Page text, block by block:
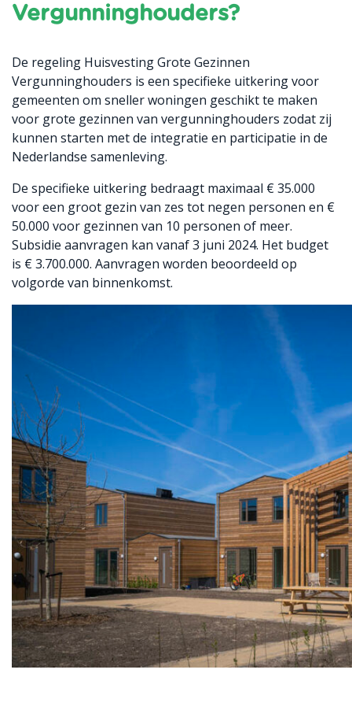
Vergunninghouders?
De regeling Huisvesting Grote Gezinnen
Vergunninghouders is een specifieke uitkering voor
gemeenten om sneller woningen geschikt te maken
voor grote gezinnen van vergunninghouders zodat zij
kunnen starten met de integratie en participatie in de
Nederlandse samenleving.
De specifieke uitkering bedraagt maximaal € 35.000
voor een groot gezin van zes tot negen personen en €
50.000 voor gezinnen van 10 personen of meer.
Subsidie aanvragen kan vanaf 3 juni 2024. Het budget
is € 3.700.000. Aanvragen worden beoordeeld op
volgorde van binnenkomst.